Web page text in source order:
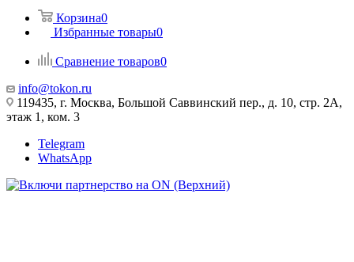
Корзина0
Избранные товары0
Сравнение товаров0
info@tokon.ru
119435, г. Москва, Большой Саввинский пер., д. 10, стр. 2А,
этаж 1, ком. 3
Telegram
WhatsApp